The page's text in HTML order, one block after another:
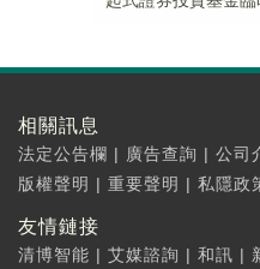
相關訊息
法定公告欄 | 廣告查詢 | 公司
版權聲明 | 重要聲明 | 私隱政
友情鏈接
清博智能 | 艾媒諮詢 | 和訊 |